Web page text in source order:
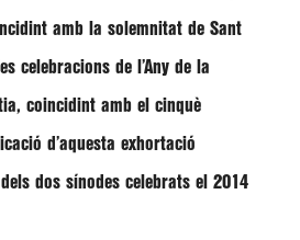
amb la solemnitat de Sant
celebracions de l’Any de la
coincidint amb el cinquè
d’aquesta exhortació
dos sínodes celebrats el 2014